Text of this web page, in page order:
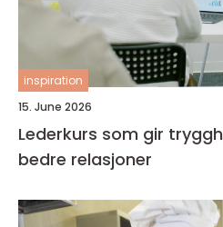
inspiration
15. June 2026
Lederkurs som gir
bedre relasjoner